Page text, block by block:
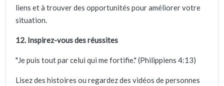
liens et à trouver des opportunités pour améliorer votre
situation.
12. Inspirez-vous des réussites
"Je puis tout par celui qui me fortifie." (Philippiens 4:13)
Lisez des histoires ou regardez des vidéos de personnes